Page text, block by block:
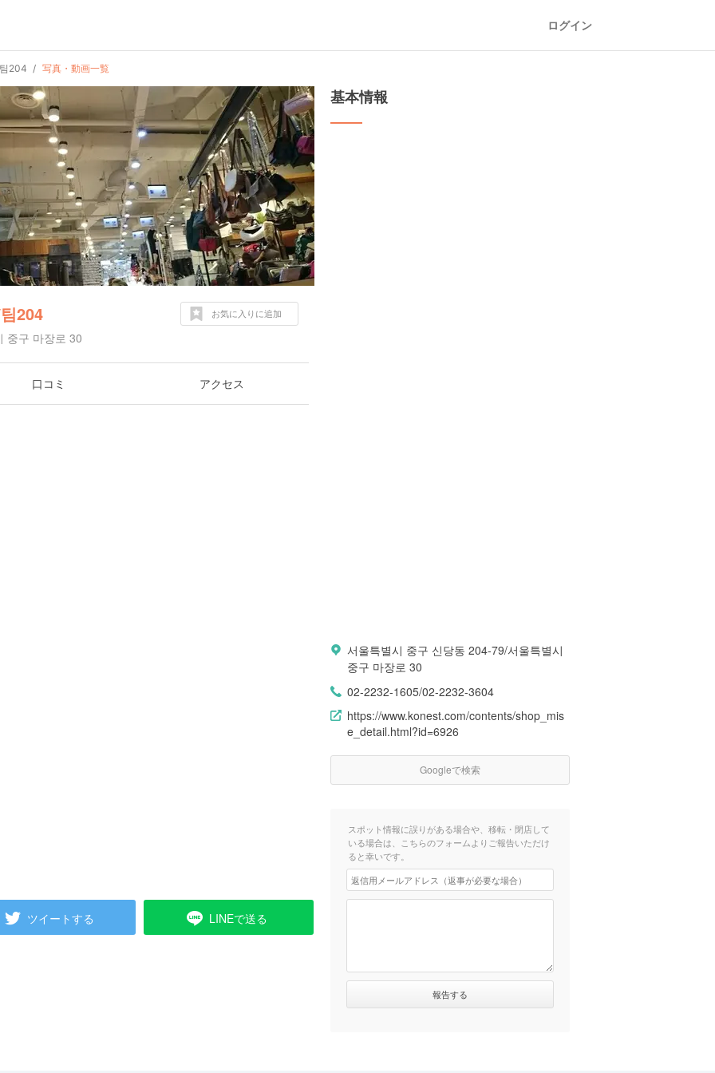
ログイン
204 写真・動画一覧
204
중구 마장로 30
お気に入りに追加
口コミ アクセス
ツイートする LINEで送る
基本情報
서울특별시 중구 신당동 204-79/서울특별시
중구 마장로 30
02-2232-1605/02-2232-3604
https://www.konest.com/contents/shop_mis
e_detail.html?id=6926
Googleで検索
スポット情報に誤りがある場合や、移転・閉店して
いる場合は、こちらのフォームよりご報告いただけ
ると幸いです。